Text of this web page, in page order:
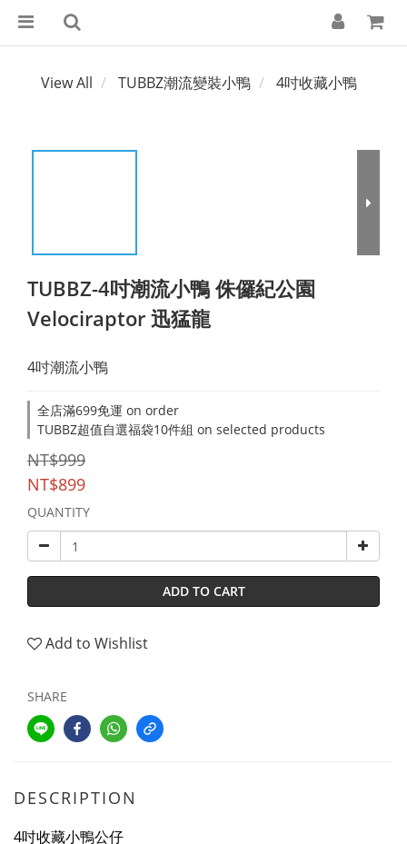
View All TUBBZ潮流變裝小鴨 4吋收藏小鴨
TUBBZ-4吋潮流小鴨 侏儸紀公園
Velociraptor 迅猛龍
4吋潮流小鴨
全店滿699免運 on order
TUBBZ超值自選福袋10件組 on selected products
NT$999
NT$899
QUANTITY
ADD TO CART
Add to Wishlist
SHARE
DESCRIPTION
4吋收藏小鴨公仔